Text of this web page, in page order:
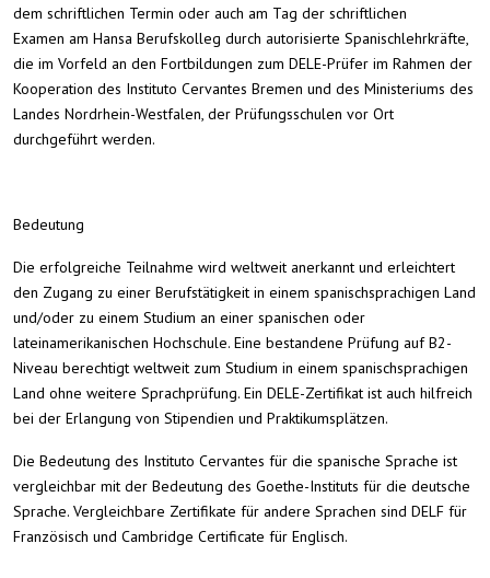
dem schriftlichen Termin oder auch am Tag der schriftlichen
Examen am Hansa Berufskolleg durch autorisierte Spanischlehrkräfte,
die im Vorfeld an den Fortbildungen zum DELE-Prüfer im Rahmen der
Kooperation des Instituto Cervantes Bremen und des Ministeriums des
Landes Nordrhein-Westfalen, der Prüfungsschulen vor Ort
durchgeführt werden.
Bedeutung
Die erfolgreiche Teilnahme wird weltweit anerkannt und erleichtert
den Zugang zu einer Berufstätigkeit in einem spanischsprachigen Land
und/oder zu einem Studium an einer spanischen oder
lateinamerikanischen Hochschule. Eine bestandene Prüfung auf B2-
Niveau berechtigt weltweit zum Studium in einem spanischsprachigen
Land ohne wei­tere Sprachprüfung. Ein DELE-Zertifikat ist auch hilfreich
bei der Erlangung von Stipendien und Praktikumsplätzen.
Die Bedeutung des Instituto Cervantes für die spanische Sprache ist
vergleichbar mit der Bedeutung des Goethe-Instituts für die deutsche
Sprache. Vergleichbare Zertifikate für andere Sprachen sind DELF für
Französisch und Cambridge Certificate für Englisch.